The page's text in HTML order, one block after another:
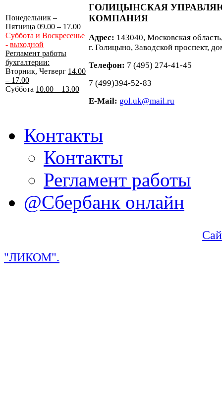
Понедельник –
Пятница 09.00 – 17.00
Суббота и Воскресенье
- выходной
Регламент работы
бухгалтерии:
Вторник, Четверг 14.00
– 17.00
Суббота 10.00 – 13.00
ГОЛИЦЫНСКАЯ
КОМПАНИЯ
Адрес: 143040, Московская
г. Голицыно, Заводской проспект,
Телефон: 7 (495) 274-41-45
7 (499)394-52-83
E-Mail: gol.uk@mail.ru
Контакты
Контакты
Регламент работы
@Сбербанк онлайн
"ЛИКОМ".